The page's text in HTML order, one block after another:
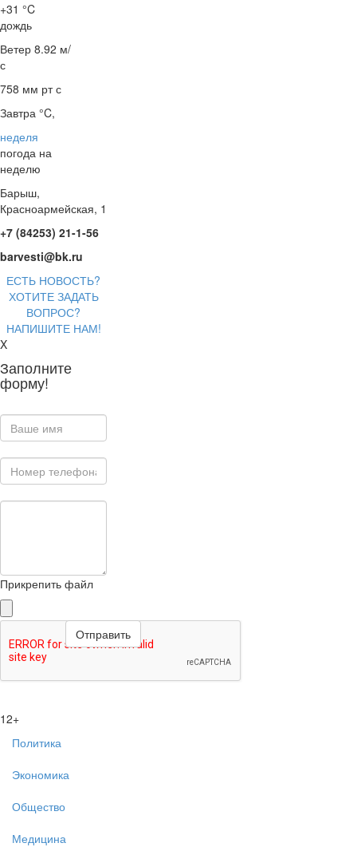
+31 °C
дождь
Ветер 8.92 м/
с
758 мм рт с
Завтра °C,
неделя
погода на
неделю
Барыш,
Красноармейская, 1
+7 (84253) 21-1-56
barvesti@bk.ru
ЕСТЬ НОВОСТЬ?
ХОТИТЕ ЗАДАТЬ
ВОПРОС?
НАПИШИТЕ НАМ!
X
Заполните
форму!
Прикрепить файл
12+
Политика
Экономика
Общество
Медицина